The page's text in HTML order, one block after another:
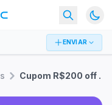
ENVIAR
Cupom R$200 off em PlayStation 5 na semana Gamer Amazon